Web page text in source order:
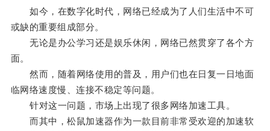
如今，在数字化时代，网络已经成为了人们生活中不可
或缺的重要组成部分。
无论是办公学习还是娱乐休闲，网络已然贯穿了各个方
面。
然而，随着网络使用的普及，用户们也在日复一日地面
临网络速度慢、连接不稳定等问题。
针对这一问题，市场上出现了很多网络加速工具。
而其中，松鼠加速器作为一款目前非常受欢迎的加速软